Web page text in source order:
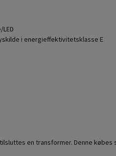
i energieffektivitetsklasse E
en transformer. Denne købes